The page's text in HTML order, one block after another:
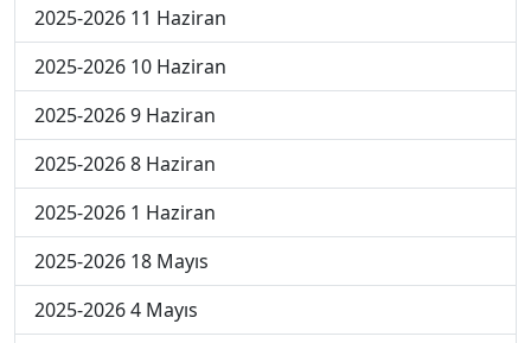
2025-2026 11 Haziran
2025-2026 10 Haziran
2025-2026 9 Haziran
2025-2026 8 Haziran
2025-2026 1 Haziran
2025-2026 18 Mayıs
2025-2026 4 Mayıs